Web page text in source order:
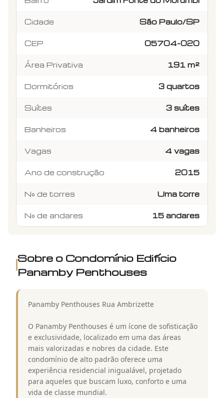
Cidade São Paulo/SP
CEP 05704-020
Área Privativa 191 m²
Dormitórios 3 quartos
Suítes 3 suítes
Banheiros 4 banheiros
Vagas 4 vagas
Ano de construção 2015
N° de torres Uma torre
N° de andares 15 andares
Sobre o Condomínio Edifício
Panamby Penthouses
Panamby Penthouses Rua Ambrizette
O Panamby Penthouses é um ícone de sofisticação
e exclusividade, localizado em uma das áreas
mais valorizadas e nobres da cidade. Este
condomínio de alto padrão oferece uma
experiência residencial inigualável, projetado
para aqueles que buscam luxo, conforto e uma
vida de classe mundial.